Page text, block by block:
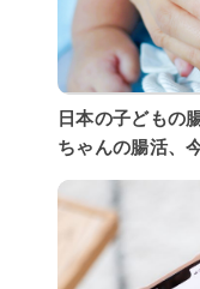
日本の子どもの
ちゃんの腸活、